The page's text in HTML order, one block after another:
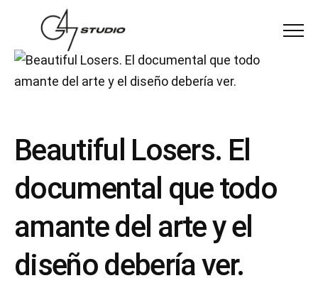
Beautiful Losers. El
documental que todo
amante del arte y el
diseño debería ver.